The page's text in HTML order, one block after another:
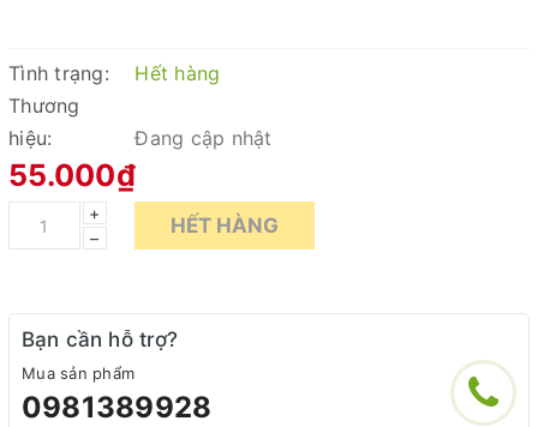
Tình trạng:
Hết hàng
Thương
hiệu:
Đang cập nhật
55.000₫
+
–
HẾT HÀNG
Bạn cần hỗ trợ?
Mua sản phẩm
0981389928